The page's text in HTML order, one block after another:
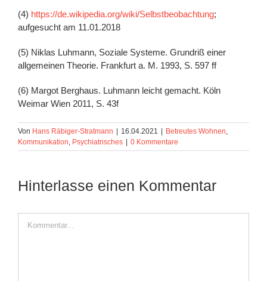
(4) https://de.wikipedia.org/wiki/Selbstbeobachtung;
aufgesucht am 11.01.2018
(5) Niklas Luhmann, Soziale Systeme. Grundriß einer
allgemeinen Theorie. Frankfurt a. M. 1993, S. 597 ff
(6) Margot Berghaus. Luhmann leicht gemacht. Köln
Weimar Wien 2011, S. 43f
Von Hans Räbiger-Stratmann | 16.04.2021 | Betreutes Wohnen,
Kommunikation, Psychiatrisches | 0 Kommentare
Hinterlasse einen Kommentar